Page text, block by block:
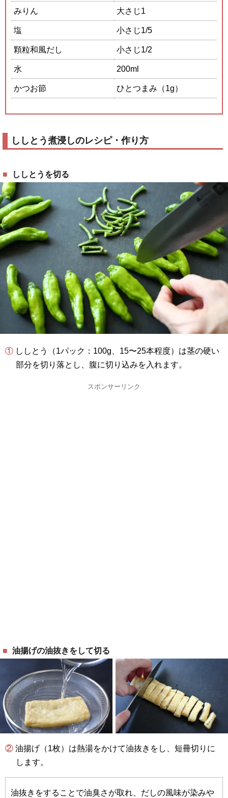
みりん 大さじ1
塩 小さじ1/5
顆粒和風だし 小さじ1/2
水 200ml
かつお節 ひとつまみ（1g）
ししとう煮浸しのレシピ・作り方
ししとうを切る
① ししとう（1パック：100g、15〜25本程度）は茎の硬い
部分を切り落とし、腹に切り込みを入れます。
スポンサーリンク
油揚げの油抜きをして切る
② 油揚げ（1枚）は熱湯をかけて油抜きをし、短冊切りに
します。
油抜きをすることで油臭さが取れ、だしの風味が染みや